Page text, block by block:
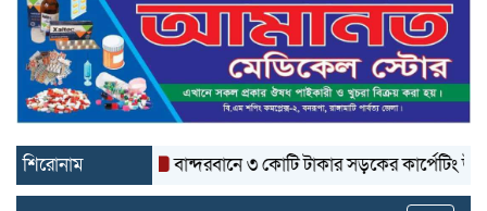
শিরোনাম বান্দরবানে ৩ কোটি টাকার সড়কের কার্পেটিং উঠে